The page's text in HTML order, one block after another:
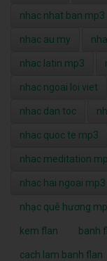
nhac nhat ban mp3
nhac au my
nhac latin mp3
nhac ngoai loi viet
nhac dan toc
nhac quoc te mp3
nhac meditation
nhac hai ngoai mp3
nhạc quê hương
kem flan banh
cach lam banh flan